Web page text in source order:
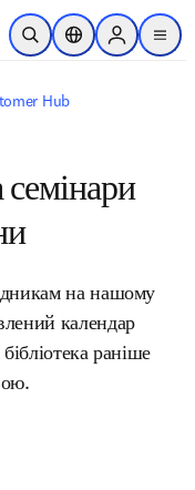
콘텐츠로 건너뛰기
검색 열기위치 선택기Sign in to
menu
Hub
на нашому
календар
раніше